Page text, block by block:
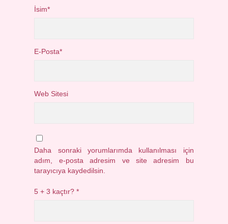
İsim*
E-Posta*
Web Sitesi
Daha sonraki yorumlarımda kullanılması için
adım, e-posta adresim ve site adresim bu
tarayıcıya kaydedilsin.
5 + 3 kaçtır?*